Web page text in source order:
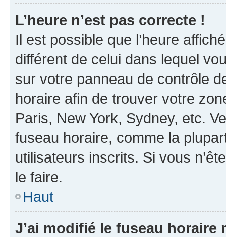
L’heure n’est pas correcte !
Il est possible que l’heure
différent de celui dans lequel
sur votre panneau de contrôle
horaire afin de trouver votre
Paris, New York, Sydney, etc.
fuseau horaire, comme la
utilisateurs inscrits. Si vous
le faire.
Haut
J’ai modifié le fuseau horaire